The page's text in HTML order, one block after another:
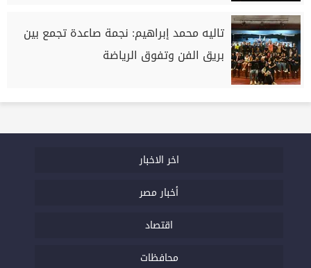
تاليه محمد إبراهيم: نجمة صاعدة تجمع بين
بريق الفن وتفوق الرياضة
اخر الاخبار
أخبار مصر
اقتصاد
محافظات